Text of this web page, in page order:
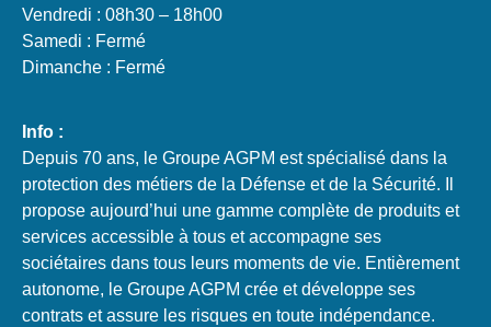
Vendredi : 08h30 – 18h00
Samedi : Fermé
Dimanche : Fermé
Info :
Depuis 70 ans, le Groupe AGPM est spécialisé dans la
protection des métiers de la Défense et de la Sécurité. Il
propose aujourd’hui une gamme complète de produits et
services accessible à tous et accompagne ses
sociétaires dans tous leurs moments de vie. Entièrement
autonome, le Groupe AGPM crée et développe ses
contrats et assure les risques en toute indépendance.